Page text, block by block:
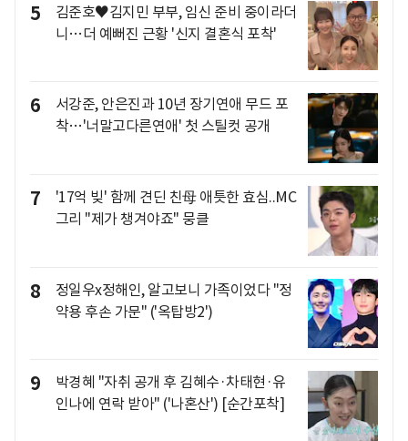
5
김준호♥김지민 부부, 임신 준비 중이라더
니…더 예뻐진 근황 '신지 결혼식 포착'
6
서강준, 안은진과 10년 장기연애 무드 포
착…'너말고다른연애' 첫 스틸컷 공개
7
'17억 빚' 함께 견딘 친母 애틋한 효심..MC
그리 "제가 챙겨야죠" 뭉클
8
정일우x정해인, 알고보니 가족이었다 "정
약용 후손 가문" ('옥탑방2')
9
박경혜 "자취 공개 후 김혜수·차태현·유
인나에 연락 받아" ('나혼산') [순간포착]